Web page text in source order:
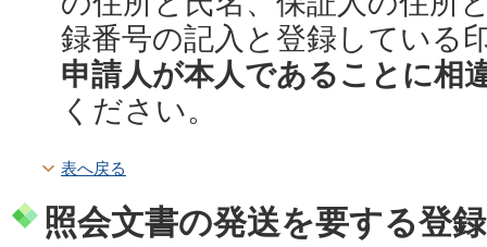
録番号の記入と登録している
申請人が本人であることに相
ください。
表へ戻る
照会文書の発送を要する登録